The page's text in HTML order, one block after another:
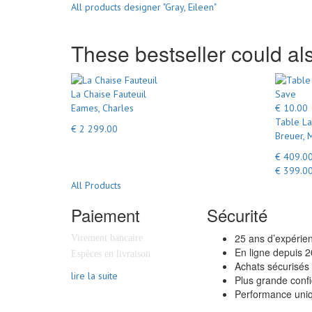
All products designer "Gray, Eileen"
These bestseller could
La Chaise Fauteuil
Eames, Charles
€ 2 299.00
Save
€ 10.00
Table
Breuer,
€
€
All Products
Paiement
Virement bancaire
Espèces en livraison
lire la suite
Sécurité
25 ans
En ligne depuis
Achats
Plus grande
Performance